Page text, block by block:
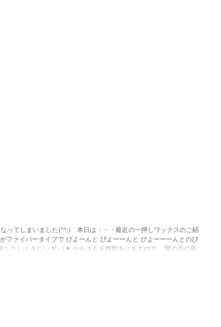
ってしまいました(^^;) 本日は・・・最近の一押しワックスのご紹
ァイバータイプで びよーんと びよーーんと びよーーーんとのび
たいときに(・∀・)★ かたさも６種類ありますので、 髪の毛の長